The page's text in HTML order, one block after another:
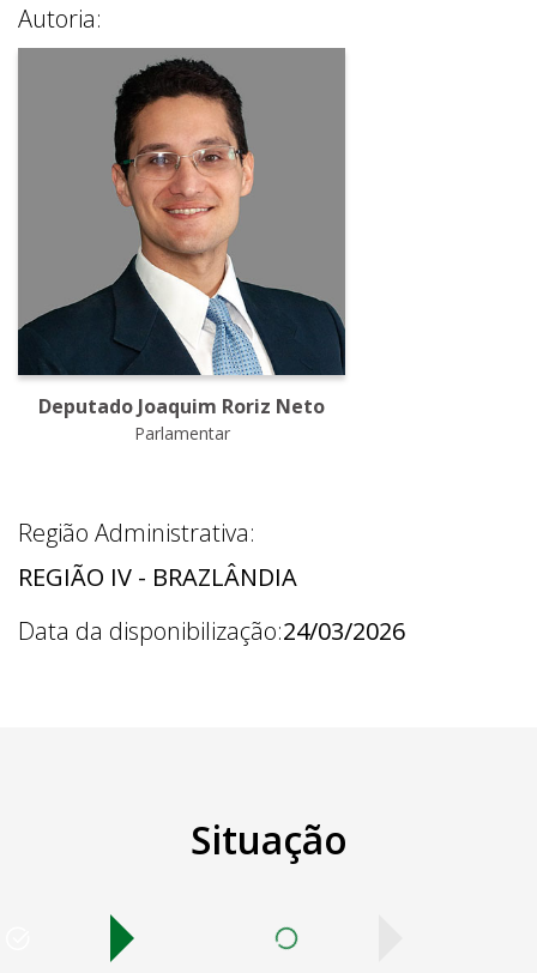
Autoria:
Deputado Joaquim Roriz Neto
Parlamentar
Região Administrativa:
REGIÃO IV - BRAZLÂNDIA
Data da disponibilização:24/03/2026
Situação